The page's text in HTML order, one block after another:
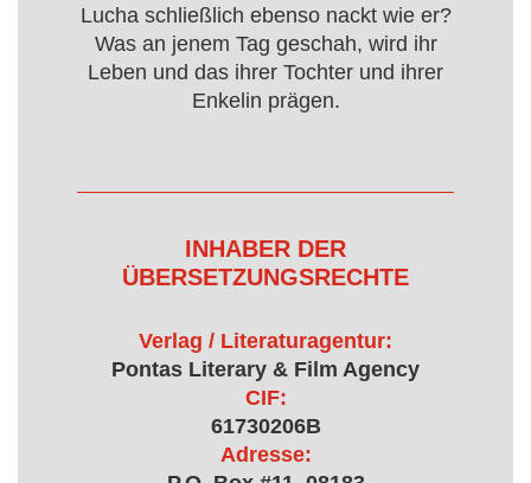
Lucha schließlich ebenso nackt wie er?
Was an jenem Tag geschah, wird ihr
Leben und das ihrer Tochter und ihrer
Enkelin prägen.
INHABER DER
ÜBERSETZUNGSRECHTE
Verlag / Literaturagentur:
Pontas Literary & Film Agency
CIF:
61730206B
Adresse: